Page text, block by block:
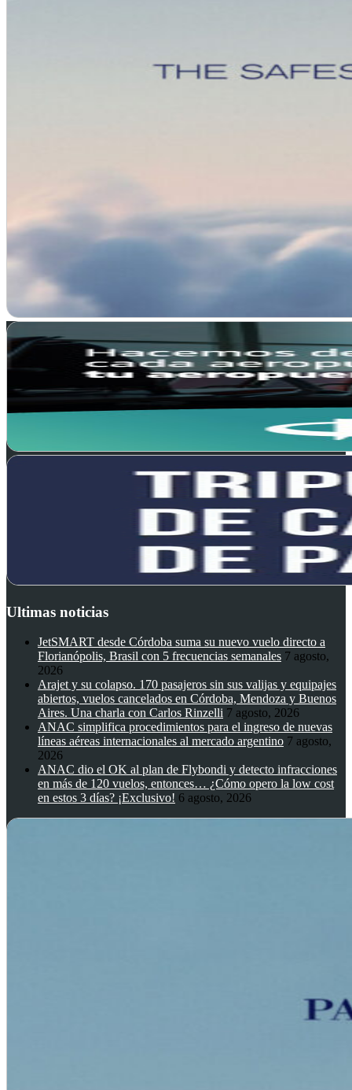
Ultimas noticias
JetSMART desde Córdoba suma su nuevo vuelo directo a
Florianópolis, Brasil con 5 frecuencias semanales 7 agosto,
2026
Arajet y su colapso. 170 pasajeros sin sus valijas y equipajes
abiertos, vuelos cancelados en Córdoba, Mendoza y Buenos
Aires. Una charla con Carlos Rinzelli 7 agosto, 2026
ANAC simplifica procedimientos para el ingreso de nuevas
líneas aéreas internacionales al mercado argentino 7 agosto,
2026
ANAC dio el OK al plan de Flybondi y detecto infracciones
en más de 120 vuelos, entonces… ¿Cómo opero la low cost
en estos 3 días? ¡Exclusivo! 6 agosto, 2026